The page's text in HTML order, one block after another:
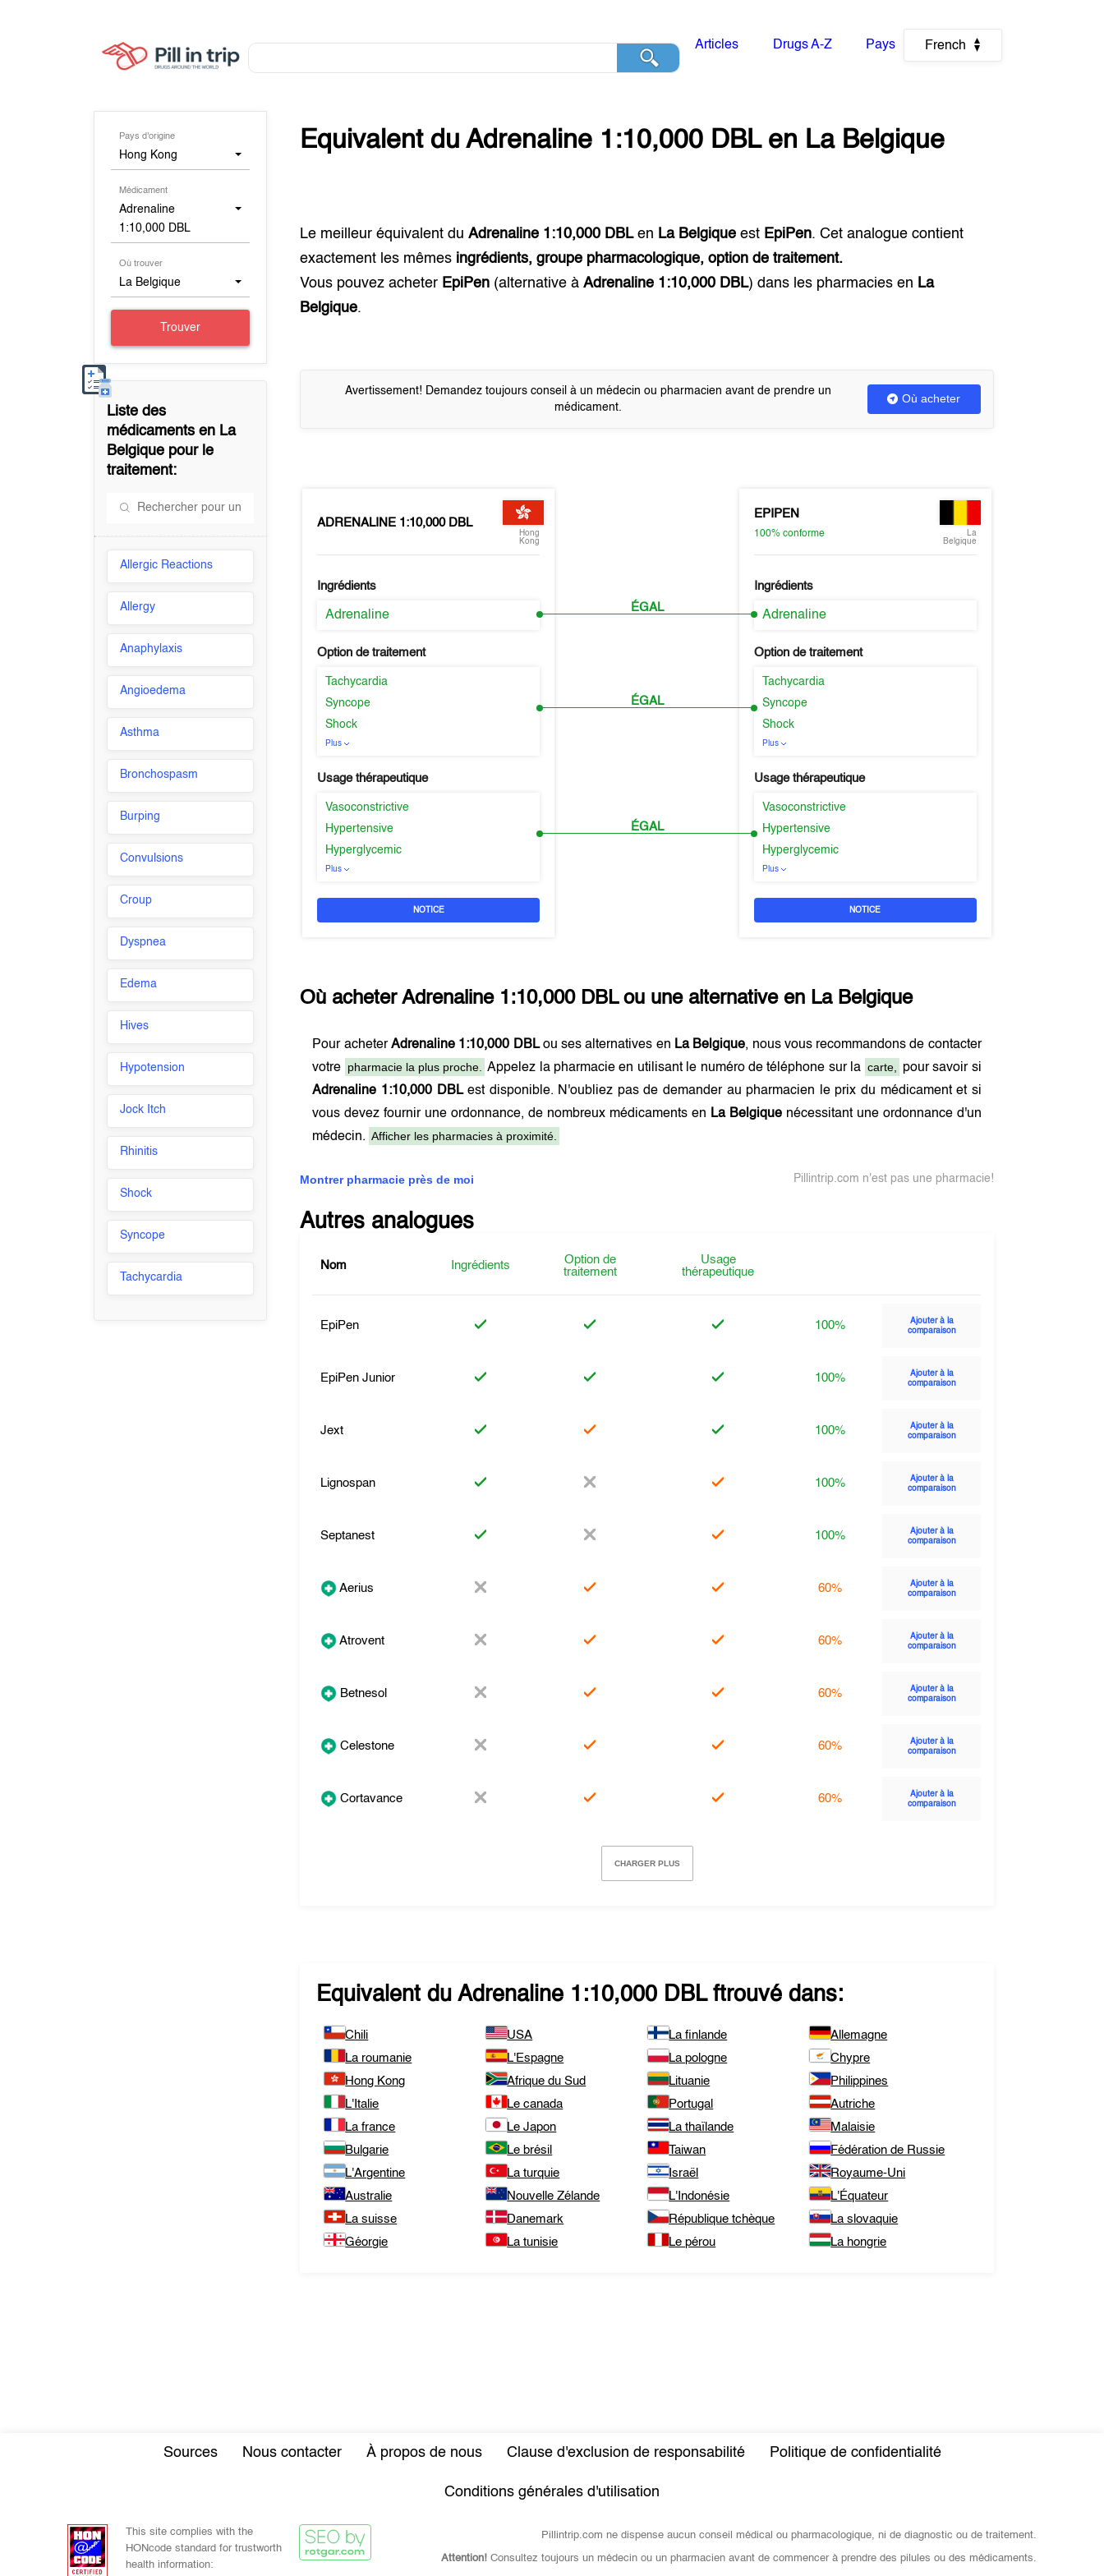
Articles Drugs A-Z Pays French
Pays d'origine
Hong Kong
Médicament
Adrenaline
1:10,000 DBL
Où trouver
La Belgique
Trouver
Liste des
médicaments en La
Belgique pour le
traitement:
Allergic Reactions
Allergy
Anaphylaxis
Angioedema
Asthma
Bronchospasm
Burping
Convulsions
Croup
Dyspnea
Edema
Hives
Hypotension
Jock Itch
Rhinitis
Shock
Syncope
Tachycardia
Equivalent duAdrenaline 1:10,000 DBLen La Belgique
Le meilleur équivalent duAdrenaline 1:10,000 DBLen La Belgique est EpiPen. Cet analogue contient
exactement les mêmes ingrédients, groupe pharmacologique, option de traitement.
Vous pouvez acheter EpiPen (alternative àAdrenaline 1:10,000 DBL) dans les pharmacies en La
Belgique.
Avertissement! Demandez toujours conseil à un médecin ou pharmacien avant de prendre un
médicament.
Où acheter
ADRENALINE 1:10,000 DBL
Hong
Kong
Ingrédients
Adrenaline
Option de traitement
Tachycardia
Syncope
Shock
Plus
Usage thérapeutique
Vasoconstrictive
Hypertensive
Hyperglycemic
Plus
NOTICE
ÉGAL
ÉGAL
ÉGAL
EPIPEN
100% conforme
La
Belgique
Ingrédients
Adrenaline
Option de traitement
Tachycardia
Syncope
Shock
Plus
Usage thérapeutique
Vasoconstrictive
Hypertensive
Hyperglycemic
Plus
NOTICE
Où acheterAdrenaline 1:10,000 DBLou une alternative en La Belgique
Pour acheterAdrenaline 1:10,000 DBLou ses alternatives en La Belgique, nous vous recommandons de contacter
votre pharmacie la plus proche. Appelez la pharmacie en utilisant le numéro de téléphone sur la carte,
pour savoir si
Adrenaline 1:10,000 DBLest disponible. N'oubliez pas de demander au pharmacien le prix du médicament et si
vous devez fournir une ordonnance, de nombreux médicaments en La Belgiquenécessitant une ordonnance d'un
médecin. Afficher les pharmacies à proximité.
Montrer pharmacie près de moi Pillintrip.com n'est pas une pharmacie!
Autres analogues
Nom Ingrédients
Option de
traitement
Usage
thérapeutique
EpiPen 100%
Ajouter à la
comparaison
EpiPen Junior 100%
Ajouter à la
comparaison
Jext 100%
Ajouter à la
comparaison
Lignospan 100%
Ajouter à la
comparaison
Septanest 100%
Ajouter à la
comparaison
Aerius 60%
Ajouter à la
comparaison
Atrovent 60%
Ajouter à la
comparaison
Betnesol 60%
Ajouter à la
comparaison
Celestone 60%
Ajouter à la
comparaison
Cortavance 60%
Ajouter à la
comparaison
CHARGER PLUS
Equivalent duAdrenaline 1:10,000 DBLftrouvé dans:
Chili USA La finlande
Allemagne
La roumanie
L'Espagne La pologne
Chypre
Hong Kong
Afrique du Sud Lituanie
Philippines
L'Italie
Le canada Portugal
Autriche
La france
Le Japon La thaïlande
Malaisie
Bulgarie
Le brésil Taiwan
Fédération de Russie
L'Argentine
La turquie Israël
Royaume-Uni
Australie
Nouvelle Zélande L'Indonésie
L'Équateur
La suisse
Danemark République tchèque
La slovaquie
Géorgie
La tunisie Le pérou La hongrie
Sources Nous contacter À propos de nous Clause d'exclusion de responsabilité Politique de confidentialité
Conditions générales d'utilisation
This site complies with the
HONcode standard for trustworth
health information:
Pillintrip.com ne dispense aucun conseil médical ou pharmacologique, ni de diagnostic ou de traitement.
Attention! Consultez toujours un médecin ou un pharmacien avant de commencer à prendre des pilules ou des médicaments.